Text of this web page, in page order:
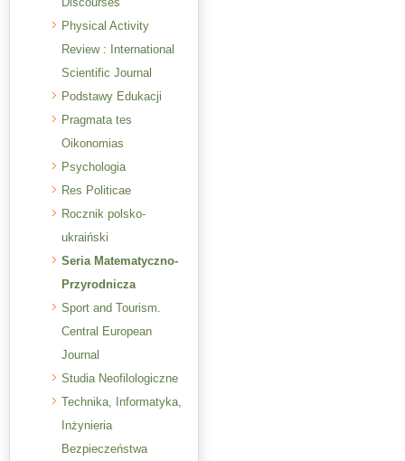
Physical Activity
Review : International
Scientific Journal
Podstawy Edukacji
Pragmata tes
Oikonomias
Psychologia
Res Politicae
Rocznik polsko-
ukraiński
Seria Matematyczno-
Przyrodnicza
Sport and Tourism.
Central European
Journal
Studia Neofilologiczne
Technika, Informatyka,
Inżynieria
Bezpieczeństwa